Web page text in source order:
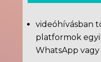
videóhívásban
platformok
WhatsApp